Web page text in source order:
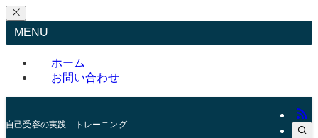
MENU
ホーム
お問い合わせ
自己受容の実践 トレーニング